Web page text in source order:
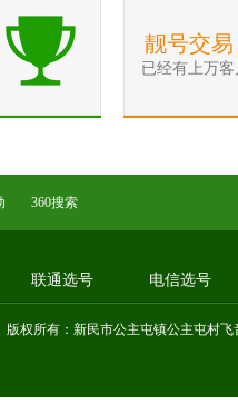
靓号交易
已经有上万
360搜索
联通选号 电信选号
版权所有：新民市公主屯镇公主屯村